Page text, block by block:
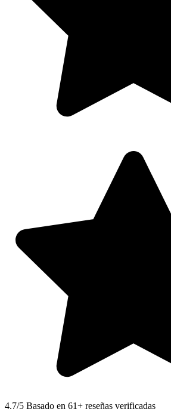
4.7/5 Basado en 61+ reseñas verificadas